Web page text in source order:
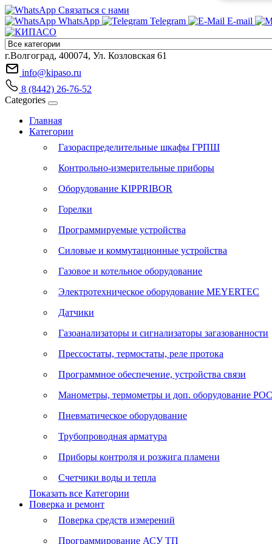
Связаться с нами
WhatsApp
Telegram E-mail
г.Волгоград, 400074, Ул. Козловская 61
info@kipaso.ru
8 (8442) 26-76-52
Categories
Главная
Категории
Газораспределительные шкафы ГРПШ
Контрольно-измерительные приборы
Оборудование KIPPRIBOR
Горелки
Программируемые устройства
Силовые и коммутационные устройства
Газовое и котельное оборудование
Электротехническое оборудование MEYERTEC
Датчики
Газоанализаторы и сигнализаторы загазованности
Прессостаты, термостаты, реле протока
Программное обеспечение, устройства связи
Манометры, термометры и доп. оборудование
Пневматическое оборудование
Трубопроводная арматура
Приборы контроля и розжига пламени
Счетчики воды и тепла
Показать все Категории
Поверка и ремонт
Поверка средств измерений
Программирование АСУ ТП